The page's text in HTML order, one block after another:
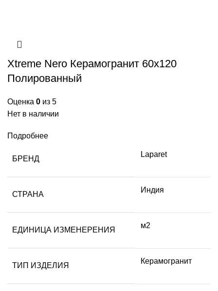
Xtreme Nero Керамогранит 60х120
Полированный
Оценка 0 из 5
Нет в наличии
Подробнее
БРЕНД
Laparet
СТРАНА
Индия
ЕДИНИЦА ИЗМЕНЕРЕНИЯ
м2
ТИП ИЗДЕЛИЯ
Керамогранит